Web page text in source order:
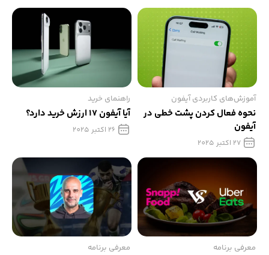
آموزش‌های کاربردی آیفون
نحوه فعال کردن پشت خطی در
آیفون
27 اکتبر 2025
راهنمای خرید
آیا آیفون 17 ارزش خرید دارد؟
26 اکتبر 2025
معرفی برنامه معرفی برنامه